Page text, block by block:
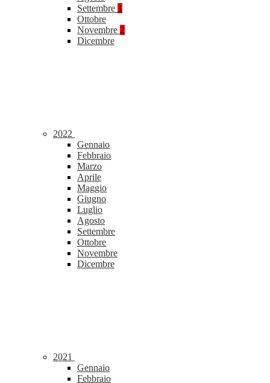
Settembre 1
Ottobre
Novembre 2
Dicembre
2022
Gennaio
Febbraio
Marzo
Aprile
Maggio
Giugno
Luglio
Agosto
Settembre
Ottobre
Novembre
Dicembre
2021
Gennaio
Febbraio